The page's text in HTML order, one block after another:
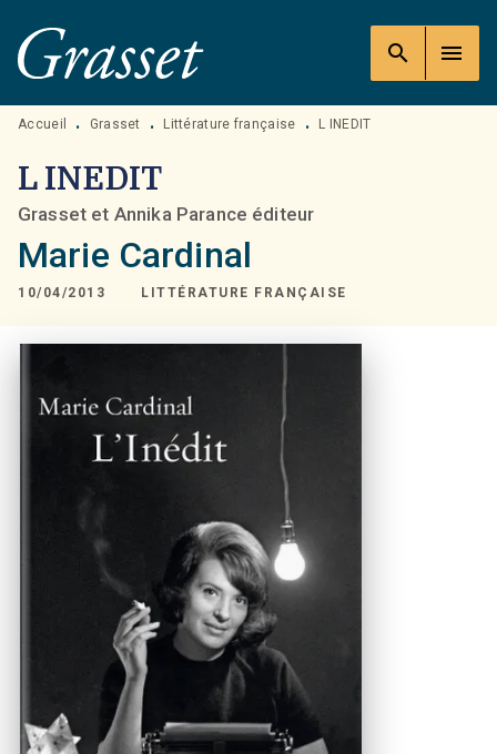
MENU RECHERCHE
PIED DE PAGE
search menu
Accueil • Grasset • Littérature française • L INEDIT
L INEDIT
Grasset et Annika Parance éditeur
Marie Cardinal
10/04/2013 LITTÉRATURE FRANÇAISE